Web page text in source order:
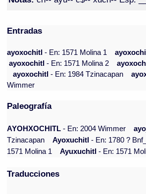
Entradas
ayoxochitl- En: 1571 Molina 1
ayoxochitl- En: 1571 Molina 2
ayoxochitl- En: 1984 Tzinacapan
Wimmer
Paleografía
AYOHXOCHITL - En: 2004 Wimmer
Tzinacapan
Ayoxuchitl - En: 1780 ?
1571 Molina 1
Ayuxuchitl - En: 1571
Traducciones